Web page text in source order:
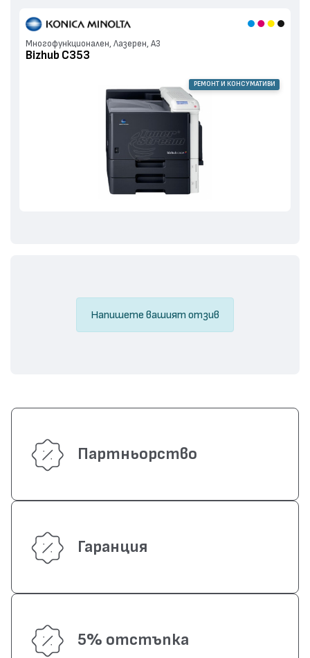
Многофункционален, Лазерен, А3
Bizhub C353
РЕМОНТ И КОНСУМАТИВИ
Напишете вашият отзив
Партньорство
Гаранция
5% отстъпка